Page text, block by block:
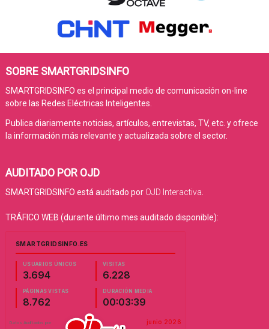
SOBRE SMARTGRIDSINFO
SMARTGRIDSINFO es el principal medio de comunicación on-line
sobre las Redes Eléctricas Inteligentes.
Publica diariamente noticias, artículos, entrevistas, TV, etc. y ofrece
la información más relevante y actualizada sobre el sector.
AUDITADO POR OJD
SMARTGRIDSINFO está auditado por OJD Interactiva
TRÁFICO WEB (durante último mes auditado disponible):